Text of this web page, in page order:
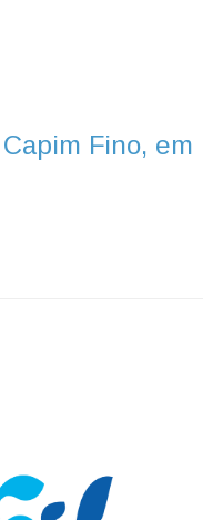
Fino, em